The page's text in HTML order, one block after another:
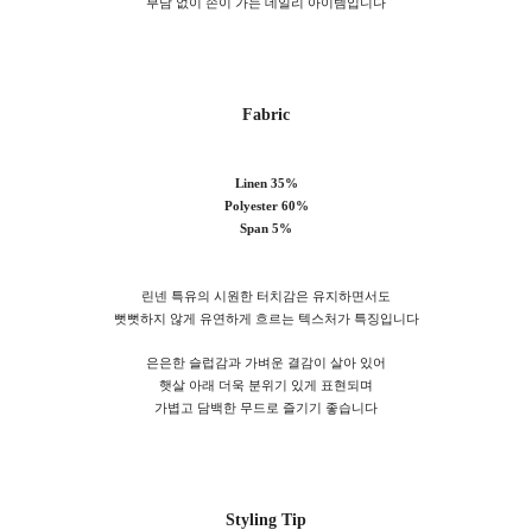
Fabric
Linen 35%
Polyester 60%
Span 5%
린넨 특유의 시원한 터치감은 유지하면서도
뻣뻣하지 않게 유연하게 흐르는 텍스처가 특징입니다
은은한 슬럽감과 가벼운 결감이 살아 있어
햇살 아래 더욱 분위기 있게 표현되며
가볍고 담백한 무드로 즐기기 좋습니다
Styling Tip